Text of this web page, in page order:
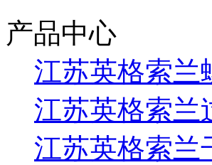
产品中心
江苏英格索兰
江苏英格索兰
江苏英格索兰